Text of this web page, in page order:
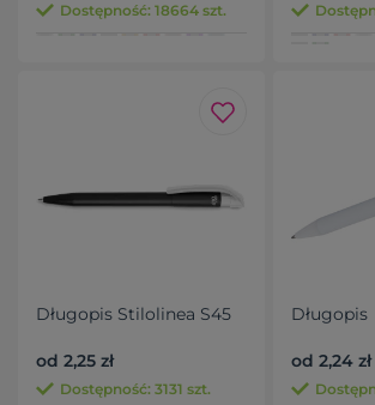
Dostępność: 18664 szt.
Długopis Stilolinea S45
od 2,25 zł
Dostępność: 3131 szt.
Długopis
od 2,24 zł